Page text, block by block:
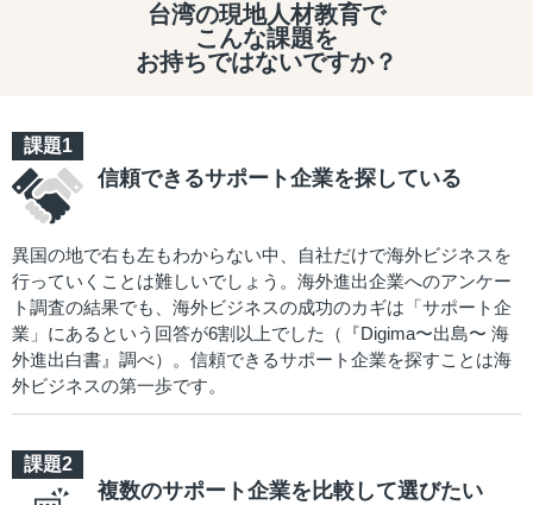
台湾の現地人材教育で
こんな課題を
お持ちではないですか？
信頼できるサポート企業を探している
異国の地で右も左もわからない中、自社だけで海外ビジネスを
行っていくことは難しいでしょう。海外進出企業へのアンケー
ト調査の結果でも、海外ビジネスの成功のカギは「サポート企
業」にあるという回答が6割以上でした（『Digima〜出島〜 海
外進出白書』調べ）。信頼できるサポート企業を探すことは海
外ビジネスの第一歩です。
複数のサポート企業を比較して選びたい